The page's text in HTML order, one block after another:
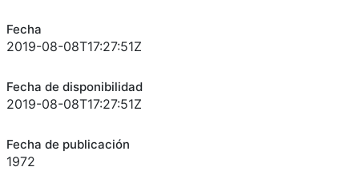
Fecha
2019-08-08T17:27:51Z
Fecha de disponibilidad
2019-08-08T17:27:51Z
Fecha de publicación
1972